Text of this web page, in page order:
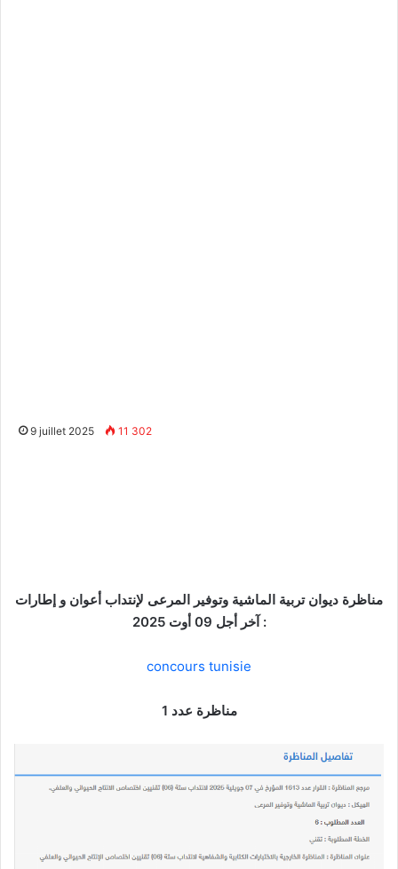
9 juillet 2025 11 302
مناظرة ديوان تربية الماشية وتوفير المرعى لإنتداب أعوان و إطارات
: آخر أجل 09 أوت 2025
concours tunisie
مناظرة عدد 1